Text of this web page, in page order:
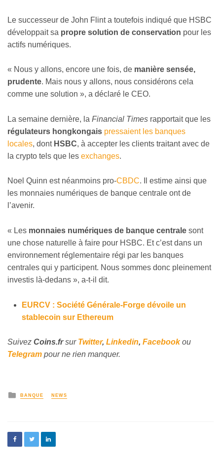
Le successeur de John Flint a toutefois indiqué que HSBC
développait sa propre solution de conservation pour les
actifs numériques.
« Nous y allons, encore une fois, de manière sensée,
prudente. Mais nous y allons, nous considérons cela
comme une solution », a déclaré le CEO.
La semaine dernière, la Financial Times rapportait que les
régulateurs hongkongais pressaient les banques
locales, dont HSBC, à accepter les clients traitant avec de
la crypto tels que les exchanges.
Noel Quinn est néanmoins pro-CBDC. Il estime ainsi que
les monnaies numériques de banque centrale ont de
l’avenir.
« Les monnaies numériques de banque centrale sont
une chose naturelle à faire pour HSBC. Et c’est dans un
environnement réglementaire régi par les banques
centrales qui y participent. Nous sommes donc pleinement
investis là-dedans », a-t-il dit.
EURCV : Société Générale-Forge dévoile un
stablecoin sur Ethereum
Suivez Coins.frsur Twitter, Linkedin, Facebookou
Telegram pour ne rien manquer.
BANQUE NEWS